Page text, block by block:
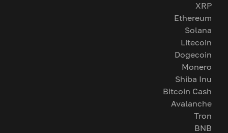
XRP
Ethereum
Solana
Litecoin
Dogecoin
Monero
Shiba Inu
Bitcoin Cash
Avalanche
Tron
BNB